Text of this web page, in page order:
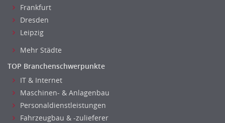
Frankfurt
Dresden
Leipzig
Mehr Städte
TOP Branchenschwerpunkte
IT & Internet
Maschinen- & Anlagenbau
Personaldienstleistungen
Fahrzeugbau & -zulieferer